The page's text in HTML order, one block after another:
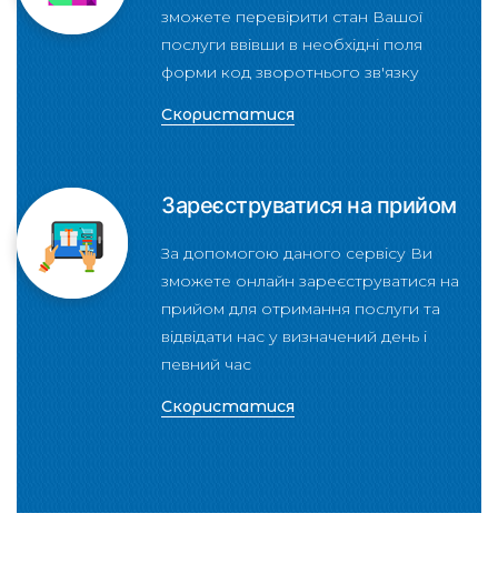
зможете перевірити стан Вашої
послуги ввівши в необхідні поля
форми код зворотнього зв'язку
Скористатися
Зареєструватися на прийом
За допомогою даного сервісу Ви
зможете онлайн зареєструватися на
прийом для отримання послуги та
відвідати нас у визначений день і
певний час
Скористатися